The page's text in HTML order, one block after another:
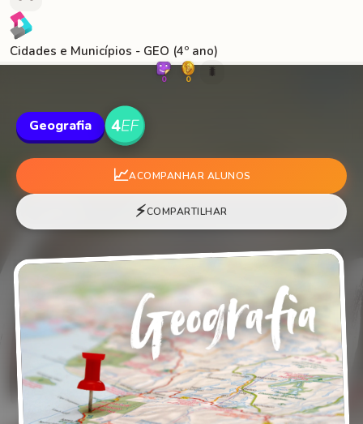
Cidades e Municípios - GEO (4º ano)
0 0 🐛
Geografia
📈ACOMPANHAR ALUNOS
⚡COMPARTILHAR